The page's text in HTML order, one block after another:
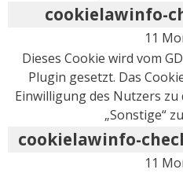
cookielawinfo-
11
Dieses Cookie wird vom
Plugin gesetzt. Das
Einwilligung des Nutzers
„Sonstige“
cookielawinfo-
11